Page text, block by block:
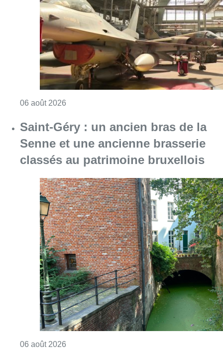
06 août 2026
Saint-Géry : un ancien bras de la
Senne et une ancienne brasserie
classés au patrimoine bruxellois
06 août 2026